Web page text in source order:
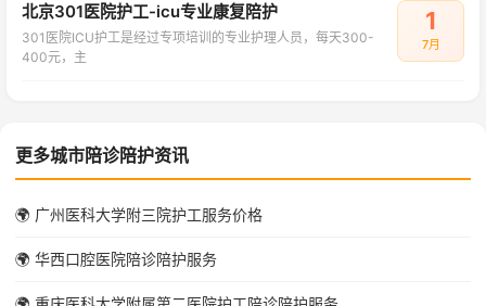
北京301医院护工-icu专业康复陪护
301医院ICU护工是经过专项培训的专业护理人员，每天300-
400元，主
1
7月
更多城市陪诊陪护资讯
🌍 广州医科大学附三院护工服务价格
🌍 华西口腔医院陪诊陪护服务